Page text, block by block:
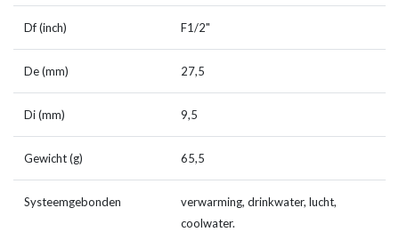
Df (inch) F1/2"
De (mm) 27,5
Di (mm) 9,5
Gewicht (g) 65,5
Systeemgebonden
verwarming, drinkwater, lucht,
coolwater.